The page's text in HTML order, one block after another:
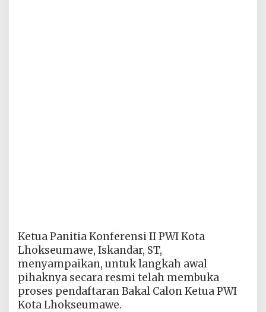
Ketua Panitia Konferensi II PWI Kota
Lhokseumawe, Iskandar, ST,
menyampaikan, untuk langkah awal
pihaknya secara resmi telah membuka
proses pendaftaran Bakal Calon Ketua PWI
Kota Lhokseumawe.